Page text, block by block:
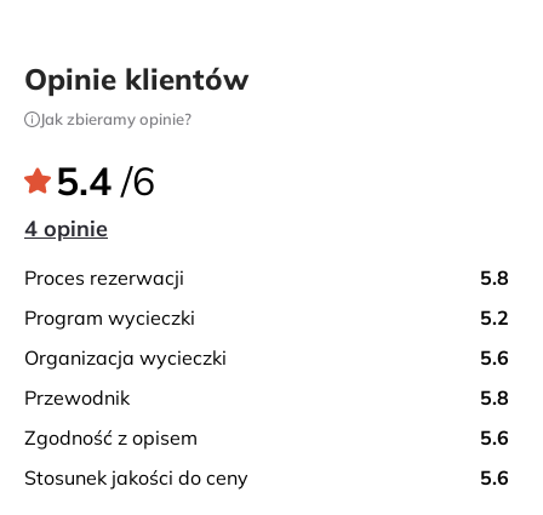
tropikalnym ogrodzie z reliktową endemiczną
roślinnością Madery. Dalsza droga po wzgórzu
prowadzi do serca wyspy – Doliny Zakonnic.
Opcjonalnie zjazd wiklinowymi saniami ze wzgórza
Monte. Transfer powrotny do hoteli. Wycieczka jest
odpowiednia dla wszystkich grup wiekowych.
Opinie klientów
Jak zbieramy opinie?
5.4 /6
4 opinie
proces rezerwacji
5.8
program wycieczki
5.2
organizacja wycieczki
5.6
przewodnik
5.8
zgodność z opisem
5.6
stosunek jakości do ceny
5.6